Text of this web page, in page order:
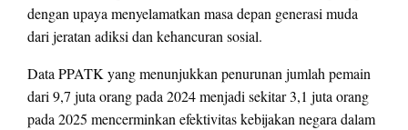
dengan upaya menyelamatkan masa depan generasi muda
dari jeratan adiksi dan kehancuran sosial.
Data PPATK yang menunjukkan penurunan jumlah pemain
dari 9,7 juta orang pada 2024 menjadi sekitar 3,1 juta orang
pada 2025 mencerminkan efektivitas kebijakan negara dalam